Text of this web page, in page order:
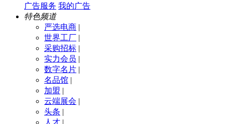
广告服务 我的广告
特色频道
严选电商 |
世界工厂 |
采购招标 |
实力会员 |
数字名片 |
名品馆 |
加盟 |
云端展会 |
头条 |
人才 |